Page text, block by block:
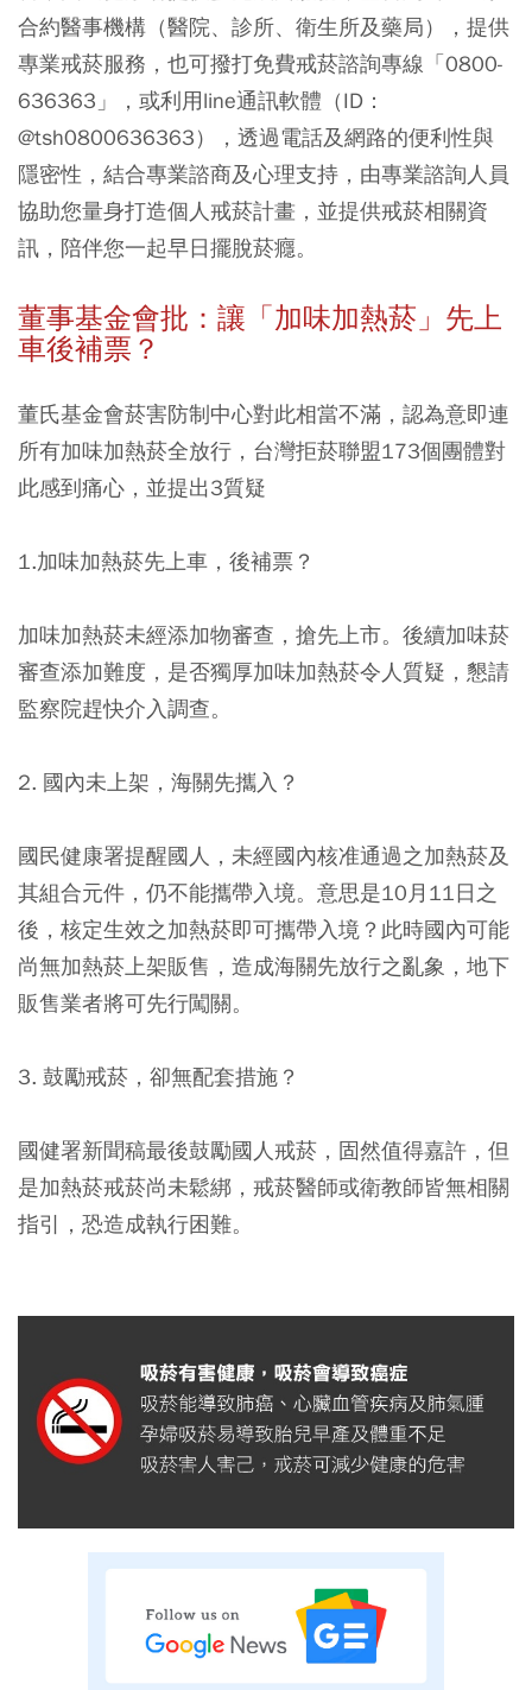
合約醫事機構（醫院、診所、衛生所及藥局），提供
專業戒菸服務，也可撥打免費戒菸諮詢專線「0800-
636363」，或利用line通訊軟體（ID：
@tsh0800636363），透過電話及網路的便利性與
隱密性，結合專業諮商及心理支持，由專業諮詢人員
協助您量身打造個人戒菸計畫，並提供戒菸相關資
訊，陪伴您一起早日擺脫菸癮。
董事基金會批：讓「加味加熱菸」先上
車後補票？
董氏基金會菸害防制中心對此相當不滿，認為意即連
所有加味加熱菸全放行，台灣拒菸聯盟173個團體對
此感到痛心，並提出3質疑
1.加味加熱菸先上車，後補票？
加味加熱菸未經添加物審查，搶先上市。後續加味菸
審查添加難度，是否獨厚加味加熱菸令人質疑，懇請
監察院趕快介入調查。
2. 國內未上架，海關先攜入？
國民健康署提醒國人，未經國內核准通過之加熱菸及
其組合元件，仍不能攜帶入境。意思是10月11日之
後，核定生效之加熱菸即可攜帶入境？此時國內可能
尚無加熱菸上架販售，造成海關先放行之亂象，地下
販售業者將可先行闖關。
3. 鼓勵戒菸，卻無配套措施？
國健署新聞稿最後鼓勵國人戒菸，固然值得嘉許，但
是加熱菸戒菸尚未鬆綁，戒菸醫師或衛教師皆無相關
指引，恐造成執行困難。